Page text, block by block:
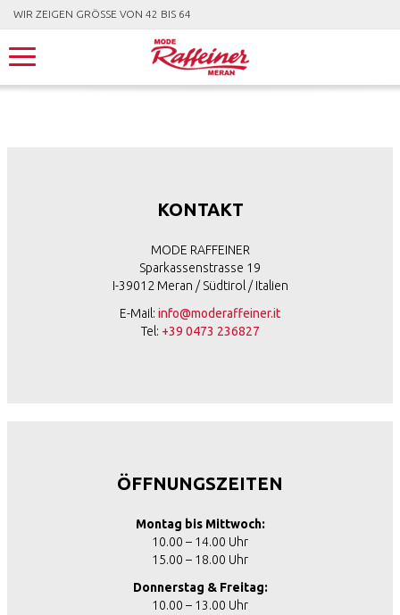
KONTAKT
MODE RAFFEINER
Sparkassenstrasse 19
I-39012 Meran / Südtirol / Italien
E-Mail: info@moderaffeiner.it
Tel: +39 0473 236827
ÖFFNUNGSZEITEN
Montag bis Mittwoch:
10.00 – 14.00 Uhr
15.00 – 18.00 Uhr
Donnerstag & Freitag:
10.00 – 13.00 Uhr
WIR ZEIGEN GRÖSSE VON 42 BIS 64